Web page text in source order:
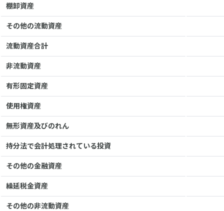
棚卸資産
その他の流動資産
流動資産合計
非流動資産
有形固定資産
使用権資産
無形資産及びのれん
持分法で会計処理されている投資
その他の金融資産
繰延税金資産
その他の非流動資産